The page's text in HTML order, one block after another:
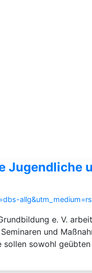
Jugendliche
e. V.
und
sowohl